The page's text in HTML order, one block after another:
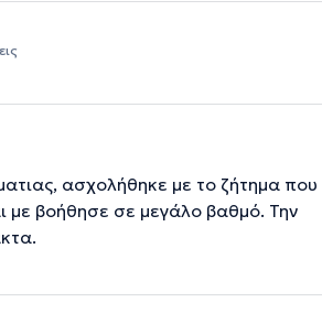
ασχολήθηκε με το ζήτημα που
με βοήθησε σε μεγάλο βαθμό. Την